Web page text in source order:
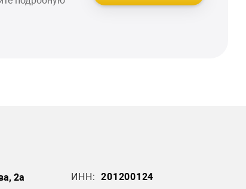
2а
ИНН: 201200124